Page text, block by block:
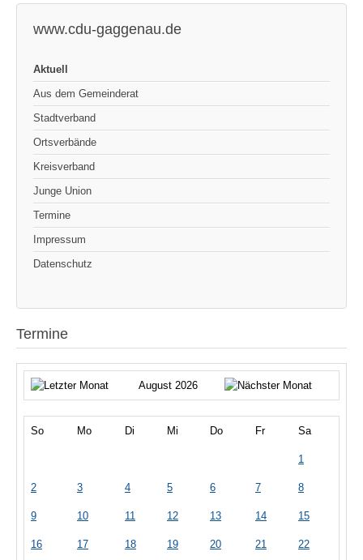
www.cdu-gaggenau.de
Aktuell
Aus dem Gemeinderat
Stadtverband
Ortsverbände
Kreisverband
Junge Union
Termine
Impressum
Datenschutz
Termine
August 2026
So Mo Di Mi Do Fr Sa
1
2 3 4 5 6 7 8
9 10 11 12 13 14 15
16 17 18 19 20 21 22